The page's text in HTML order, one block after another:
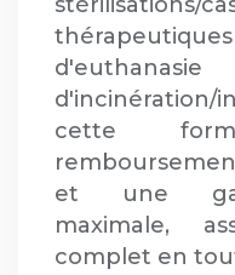
cette
et une
maximale,
complet en